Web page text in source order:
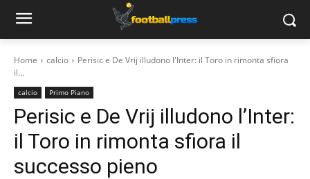
Home calcio
Perisic e De Vrij illudono l'Inter: il Toro in rimonta sfiora
il...
calcio Primo Piano
Perisic e De Vrij illudono l’Inter:
il Toro in rimonta sfiora il
successo pieno